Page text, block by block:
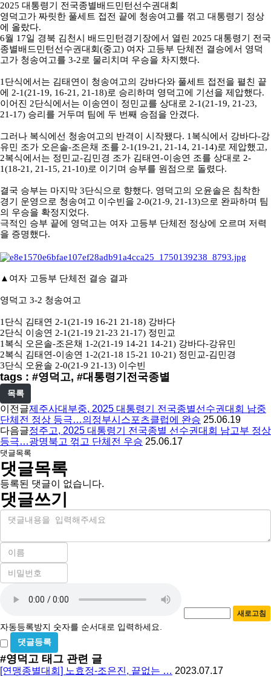
2025 대통령기 전국종별배드민턴선수권대회
영덕고가 짜릿한 풀세트 접전 끝에 청송여고를 꺾고 대통령기 정상
에 올랐다.
6월 17일 경북 김천시 배드민턴경기장에서 열린 2025 대통령기 전국
종별배드민턴선수권대회 (중고) 여자 고등부 단체전 결승에서 영덕
고가 청송여고를 3-2로 물리치며 우승을 차지했다.
1단식에서는 김태연이 청송여고의 강바다와 풀세트 접전을 펼친 끝
에 2-1(21-19, 16-21, 21-18)로 승리하며 영덕고에 기선을 제압했다.
이어진 2단식에서는 이송연이 정민교를 상대로 2-1(21-19, 21-23,
21-17) 승리를 거두며 팀에 두 번째 승점을 안겼다.
그러나 복식에선 청송여고의 반격이 시작됐다. 1복식에서 강바다-강
유민 조가 오은솔-조은채 조를 2-1(19-21, 21-14, 21-14)로 제압했고,
2복식에서는 정민교-김민경 조가 김태연-이송연 조를 상대로 2-
1(18-21, 21-15, 21-10)로 이기며 승부를 원점으로 돌렸다.
결국 승부는 마지막 3단식으로 향했다. 영덕고의 오윤솔은 침착한
경기 운영으로 청송여고 이수빈을 2-0(21-9, 21-13)으로 완파하며 팀
의 우승을 확정지었다.
극적인 승부 끝에 영덕고는 여자 고등부 단체전 정상에 오르며 저력
을 증명했다.
▲ 여자 고등부 단체전 결승 결과
영덕고 3-2 청송여고
1 단식 김태연 2-1(21-19 16-21 21-18) 강바다
2단식 이송연 2-1(21-19 21-23 21-17) 정민교
1 복식 오은솔-조은채 1-2(21-19 14-21 14-21) 강바다-강유민
2복식 김태연-이송연 1-2(21-18 15-21 10-21) 정민교-김민경
3단식 오윤솔 2-0(21-9 21-13) 이수빈
tags : #영덕고, #대통령기전국종별
목록
이전글제주사대부중, 2025 대통령기 전국종별선수권대회 남중
단체전 정상 등극…의정부시스포츠클럽에 완승 25.06.19
다음글정주고, 2025 대통령기 전국종별 선수권대회 남고부 정상
등극…광명북고 꺾고 단체전 우승 25.06.17
댓글목록
댓글목록
등록된 댓글이 없습니다.
댓글쓰기
내
이
필
수
비
밀
수
록
방
지
새로고침
자동등록방지 숫자를 순서대로 입력하세요.
비
밀
글
사
#영덕고 태그 관련 글
[연맹종별대회] 노효정-조은진, 끝없는 … 2023.07.17